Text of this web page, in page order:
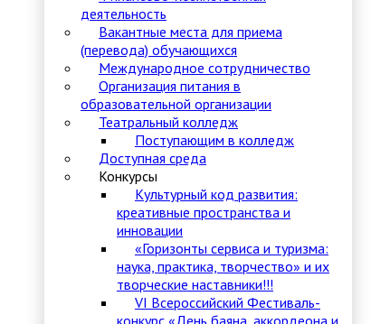
деятельность
Вакантные места для приема
(перевода) обучающихся
Международное сотрудничество
Организация питания в
образовательной организации
Театральный колледж
Поступающим в колледж
Доступная среда
Конкурсы
Культурный код развития:
креативные пространства и
инновации
«Горизонты сервиса и туризма:
наука, практика, творчество» и их
творческие наставники!!!
VI Всероссийский Фестиваль-
конкурс «День баяна, аккордеона и